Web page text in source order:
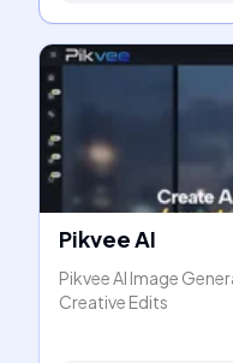
Pikvee AI
Pikvee AI Image
Creative Edits